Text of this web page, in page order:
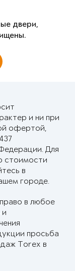
двери,
и ни при
офертой,
Для
стоимости
в
городе.
в любое
и
просьба
Torex в